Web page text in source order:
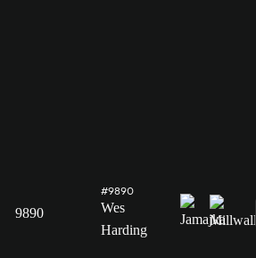
9890
#9890
Wes
Harding